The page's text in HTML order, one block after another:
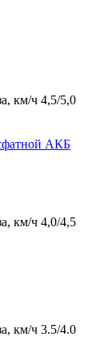
км/ч 4,5/5,0
АКБ
км/ч 4,0/4,5
км/ч 3.5/4.0